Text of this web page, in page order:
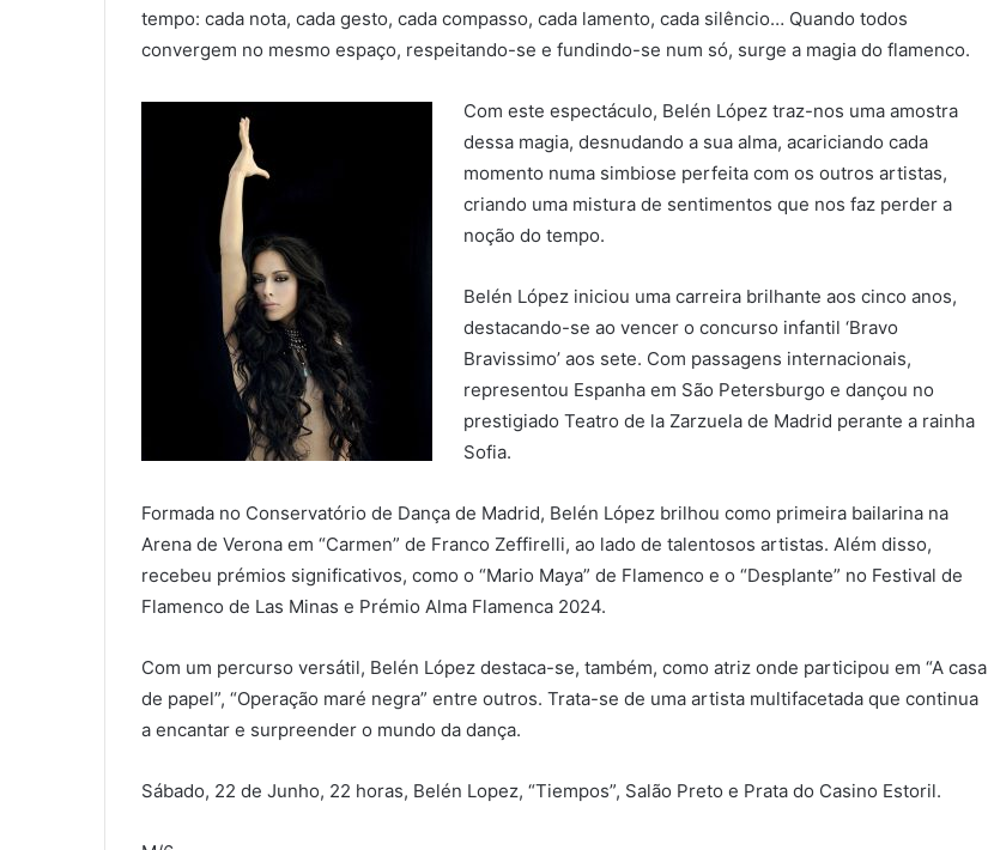
tempo: cada nota, cada gesto, cada compasso, cada lamento, cada silêncio… Quando todos
convergem no mesmo espaço, respeitando-se e fundindo-se num só, surge a magia do flamenco.
Com este espectáculo, Belén López traz-nos uma amostra
dessa magia, desnudando a sua alma, acariciando cada
momento numa simbiose perfeita com os outros artistas,
criando uma mistura de sentimentos que nos faz perder a
noção do tempo.
Belén López iniciou uma carreira brilhante aos cinco anos,
destacando-se ao vencer o concurso infantil ‘Bravo
Bravissimo’ aos sete. Com passagens internacionais,
representou Espanha em São Petersburgo e dançou no
prestigiado Teatro de la Zarzuela de Madrid perante a rainha
Sofia.
Formada no Conservatório de Dança de Madrid, Belén López brilhou como primeira bailarina na
Arena de Verona em “Carmen” de Franco Zeffirelli, ao lado de talentosos artistas. Além disso,
recebeu prémios significativos, como o “Mario Maya” de Flamenco e o “Desplante” no Festival de
Flamenco de Las Minas e Prémio Alma Flamenca 2024.
Com um percurso versátil, Belén López destaca-se, também, como atriz onde participou em “A casa
de papel”, “Operação maré negra” entre outros. Trata-se de uma artista multifacetada que continua
a encantar e surpreender o mundo da dança.
Sábado, 22 de Junho, 22 horas, Belén Lopez, “Tiempos”, Salão Preto e Prata do Casino Estoril.